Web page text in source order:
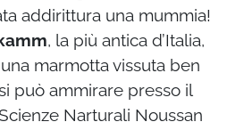
addirittura una mummia!
, la più antica d’Italia,
marmotta vissuta ben
può ammirare presso il
Narturali Noussan